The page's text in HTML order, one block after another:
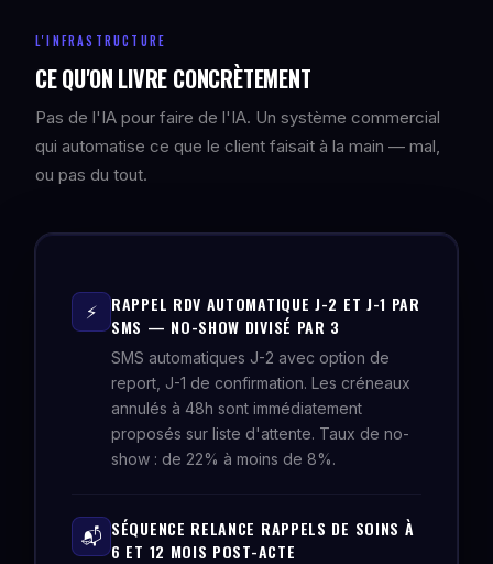
L'INFRASTRUCTURE
CE QU'ON LIVRE CONCRÈTEMENT
Pas de l'IA pour faire de l'IA. Un système commercial
qui automatise ce que le client faisait à la main — mal,
ou pas du tout.
⚡
RAPPEL RDV AUTOMATIQUE J-2 ET J-1 PAR
SMS — NO-SHOW DIVISÉ PAR 3
SMS automatiques J-2 avec option de
report, J-1 de confirmation. Les créneaux
annulés à 48h sont immédiatement
proposés sur liste d'attente. Taux de no-
show : de 22% à moins de 8%.
📬 SÉQUENCE RELANCE RAPPELS DE SOINS À
6 ET 12 MOIS POST-ACTE